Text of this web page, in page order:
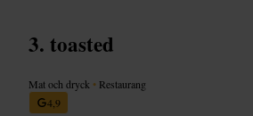
toasted
Mat och dryck • Restaurang
4,9